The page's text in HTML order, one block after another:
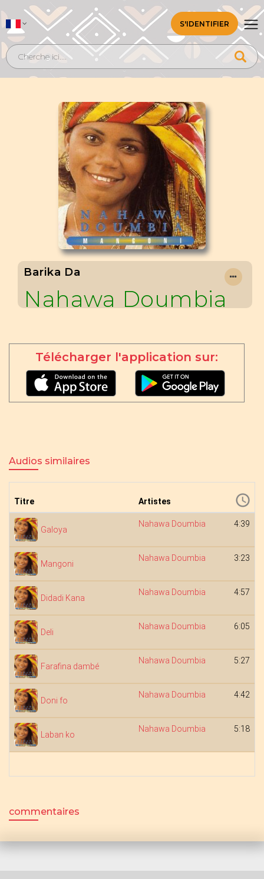
S'IDENTIFIER
Barika Da
Nahawa Doumbia
Télécharger l'application sur:
Audios similaires
Titre Artistes
Galoya
Nahawa Doumbia 4:39
Mangoni
Nahawa Doumbia 3:23
Didadi Kana
Nahawa Doumbia 4:57
Deli
Nahawa Doumbia 6:05
Farafina dambé
Nahawa Doumbia 5:27
Doni fo
Nahawa Doumbia 4:42
Laban ko
Nahawa Doumbia 5:18
commentaires